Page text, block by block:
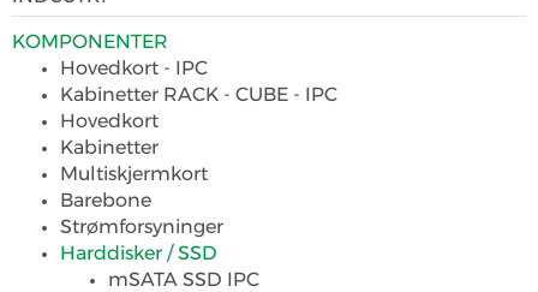
KOMPONENTER
Hovedkort - IPC
Kabinetter RACK - CUBE - IPC
Hovedkort
Kabinetter
Multiskjermkort
Barebone
Strømforsyninger
Harddisker / SSD
mSATA SSD IPC